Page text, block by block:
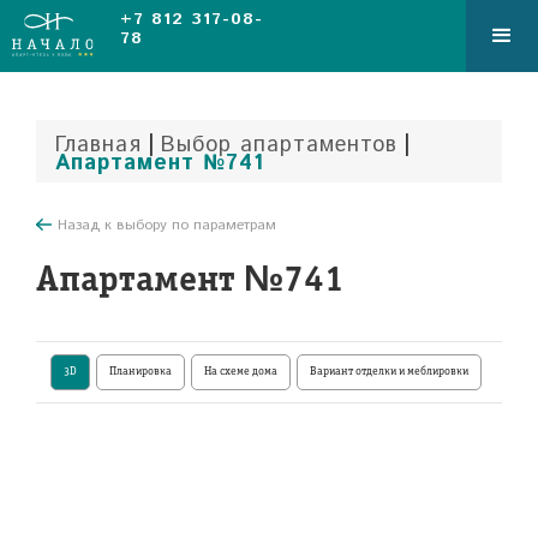
+7 812 317-08-
78
Главная | Выбор апартаментов |
Апартамент №741
Назад к выбору по параметрам
Апартамент №741
3D Планировка На схеме дома Вариант отделки и меблировки